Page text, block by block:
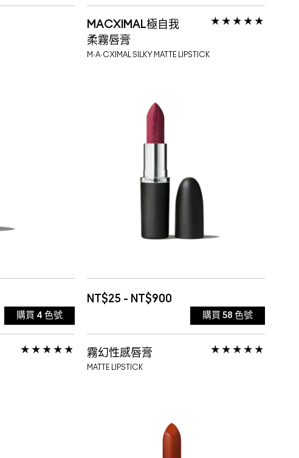
效期:
醉粉
品 效
購買 4 色號
MACXIMAL極自我
柔霧唇膏
M·A·CXIMAL SILKY MATTE LIPSTICK
NT$25 - NT$900
購買 58 色號
601 CANDY YUM YUM 親親芭
比
602 CHILI 嗆紅小辣椒
605 HONEYLOVE 輕裸甜心
霧幻性感唇膏
MATTE LIPSTICK